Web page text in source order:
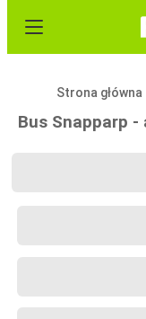
Strona główna
Bus Snapparp